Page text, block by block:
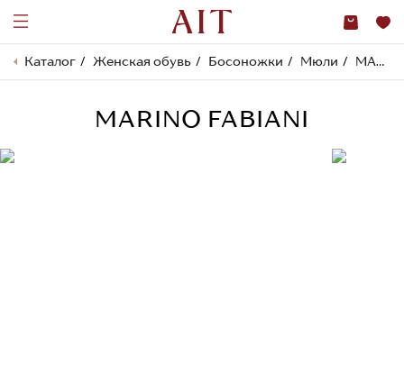
Каталог Женская обувь Босоножки Мюли MARINO FABIANI
MARINO FABIANI